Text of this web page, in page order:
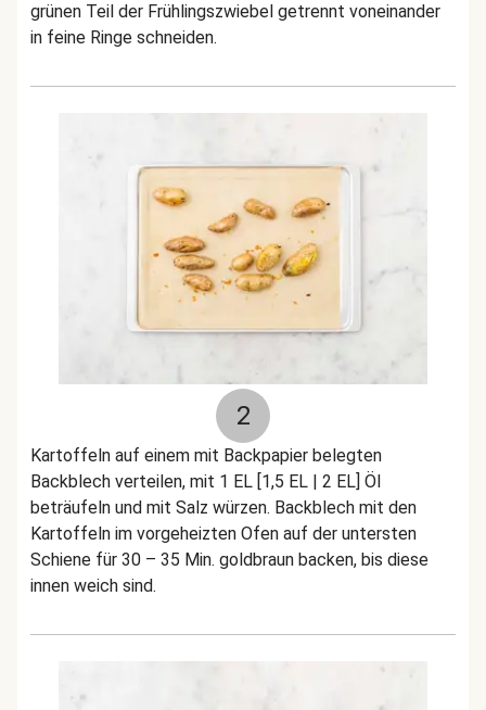
grünen Teil der Frühlingszwiebel getrennt voneinander
in feine Ringe schneiden.
2
Kartoffeln auf einem mit Backpapier belegten
Backblech verteilen, mit 1 EL [1,5 EL | 2 EL] Öl
beträufeln und mit Salz würzen. Backblech mit den
Kartoffeln im vorgeheizten Ofen auf der untersten
Schiene für 30 – 35 Min. goldbraun backen, bis diese
innen weich sind.